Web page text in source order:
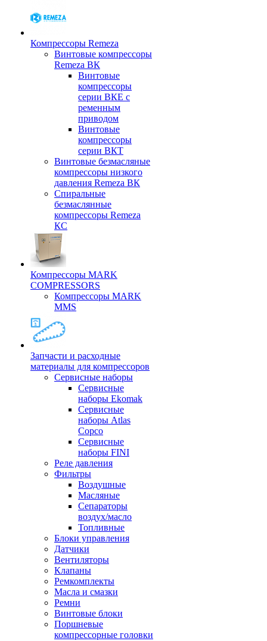
Компрессоры Remeza
Винтовые компрессоры
Remeza ВК
Винтовые
компрессоры
серии ВКЕ с
ременным
приводом
Винтовые
компрессоры
серии ВКТ
Винтовые безмасляные
компрессоры низкого
давления Remeza ВК
Спиральные
безмаслянные
компрессоры Remeza
КС
Компрессоры MARK
COMPRESSORS
Компрессоры MARK
MMS
Запчасти и расходные
материалы для компрессоров
Cервисные наборы
Сервисные
наборы Ekomak
Cервисные
наборы Atlas
Copco
Сервисные
наборы FINI
Реле давления
Фильтры
Воздушные
Масляные
Сепараторы
воздух/масло
Топливные
Блоки управления
Датчики
Вентиляторы
Клапаны
Ремкомплекты
Масла и смазки
Ремни
Винтовые блоки
Поршневые
компрессорные головки